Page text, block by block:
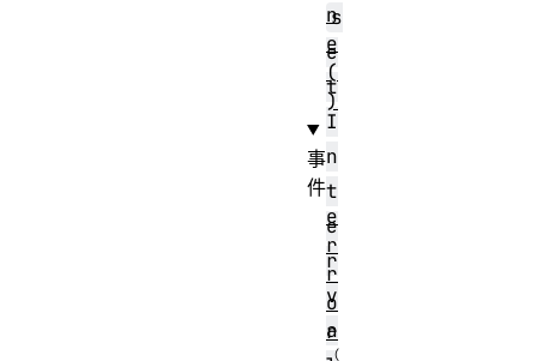
s
e
t
I
n
t
e
r
v
a
n
e
(
)
事
件
e
r
r
o
r